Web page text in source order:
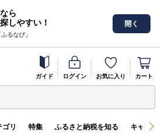
ら
しやすい！
るなび」
開く
ガイド ログイン お気に入り カート
ゴリ 特集 ふるさと納税を知る キャン